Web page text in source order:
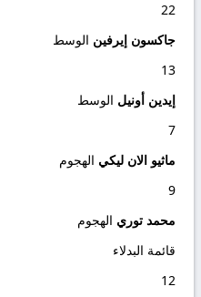
22
جاكسون إيرفين الوسط
13
إيدين أونيل الوسط
7
ماثيو الان ليكي الهجوم
9
محمد توري الهجوم
قائمة البدلاء
12